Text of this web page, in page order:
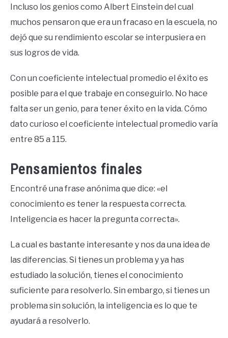
Incluso los genios como Albert Einstein del cual
muchos pensaron que era un fracaso en la escuela, no
dejó que su rendimiento escolar se interpusiera en
sus logros de vida.
Con un coeficiente intelectual promedio el éxito es
posible para el que trabaje en conseguirlo. No hace
falta ser un genio, para tener éxito en la vida. Cómo
dato curioso el coeficiente intelectual promedio varía
entre 85 a 115.
Pensamientos finales
Encontré una frase anónima que dice: «el
conocimiento es tener la respuesta correcta.
Inteligencia es hacer la pregunta correcta».
La cual es bastante interesante y nos da una idea de
las diferencias. Si tienes un problema y ya has
estudiado la solución, tienes el conocimiento
suficiente para resolverlo. Sin embargo, si tienes un
problema sin solución, la inteligencia es lo que te
ayudará a resolverlo.